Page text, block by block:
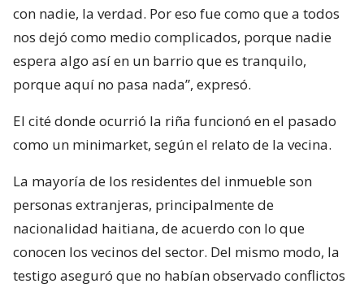
con nadie, la verdad. Por eso fue como que a todos
nos dejó como medio complicados, porque nadie
espera algo así en un barrio que es tranquilo,
porque aquí no pasa nada”, expresó.
El cité donde ocurrió la riña funcionó en el pasado
como un minimarket, según el relato de la vecina.
La mayoría de los residentes del inmueble son
personas extranjeras, principalmente de
nacionalidad haitiana, de acuerdo con lo que
conocen los vecinos del sector. Del mismo modo, la
testigo aseguró que no habían observado conflictos